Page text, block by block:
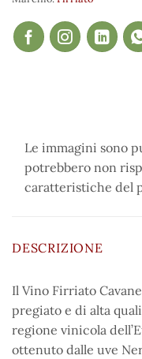
Le immagini sono
potrebbero non
caratteristiche del
DESCRIZIONE
Il Vino Firriato
pregiato e di alta
regione vinicola
ottenuto dalle uve